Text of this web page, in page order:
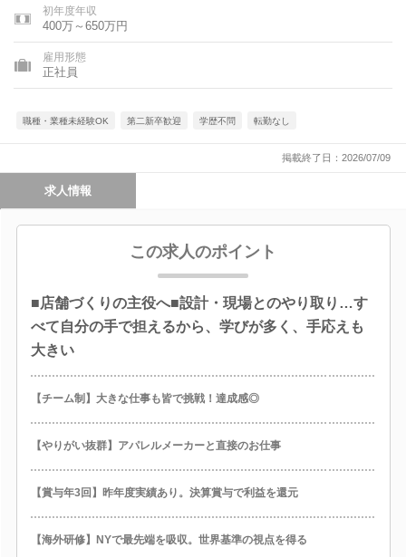
初年度年収
400万～650万円
雇用形態
正社員
職種・業種未経験OK 第二新卒歓迎 学歴不問 転勤なし
掲載終了日：2026/07/09
求人情報
この求人のポイント
■店舗づくりの主役へ■設計・現場とのやり取り…す
べて自分の手で担えるから、学びが多く、手応えも
大きい
【チーム制】大きな仕事も皆で挑戦！達成感◎
【やりがい抜群】アパレルメーカーと直接のお仕事
【賞与年3回】昨年度実績あり。決算賞与で利益を還元
【海外研修】NYで最先端を吸収。世界基準の視点を得る